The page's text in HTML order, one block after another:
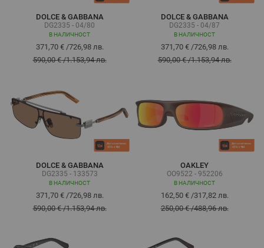
DOLCE & GABBANA
DG2335 - 04/80
В НАЛИЧНОСТ
371,70 €/726,98 лв.
590,00 €/1.153,94 лв.
DOLCE & GABBANA
DG2335 - 04/87
В НАЛИЧНОСТ
371,70 €/726,98 лв.
590,00 €/1.153,94 лв.
DOLCE & GABBANA
DG2335 - 133573
В НАЛИЧНОСТ
371,70 €/726,98 лв.
590,00 €/1.153,94 лв.
OAKLEY
OO9522 - 952206
В НАЛИЧНОСТ
162,50 €/317,82 лв.
250,00 €/488,96 лв.